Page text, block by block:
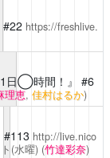
#22 https://freshlive.
日◯時間！』 #6
理恵, 佳村はるか)
#113 http://live.nico
(水曜) (竹達彩奈)